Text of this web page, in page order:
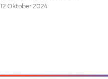
12 Oktober 2024